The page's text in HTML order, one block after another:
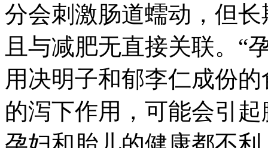
分会刺激肠道蠕动，但
且与减肥无直接关联。“
用决明子和郁李仁成份
的泻下作用，可能会引